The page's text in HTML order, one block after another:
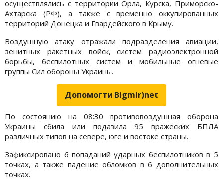
осуществлялись с территории Орла, Курска, Приморско-
Ахтарска (РФ), а также с временно оккупированных
территорий Донецка и Гвардейского в Крыму.
Воздушную атаку отражали подразделения авиации,
зенитных ракетных войск, систем радиоэлектронной
борьбы, беспилотных систем и мобильные огневые
группы Сил обороны Украины.
Допомогти Bigmir)net
По состоянию на 08:30 противовоздушная оборона
Украины сбила или подавила 95 вражеских БПЛА
различных типов на севере, юге и востоке страны.
Зафиксировано 6 попаданий ударных беспилотников в 5
точках, а также падение обломков в 6 дополнительных
точках.